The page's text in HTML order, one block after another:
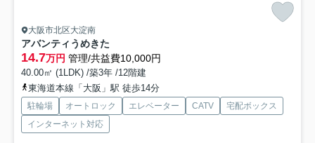
大阪市北区大淀南
アバンティうめきた
14.7万円 管理/共益費10,000円
40.00㎡ (1LDK) /築3年 /12階建
東海道本線「大阪」駅 徒歩14分
駐輪場 オートロック エレベーター CATV
宅配ボックス
インターネット対応